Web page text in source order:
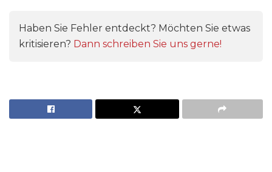
Haben Sie Fehler entdeckt? Möchten Sie etwas
kritisieren? Dann schreiben Sie uns gerne!